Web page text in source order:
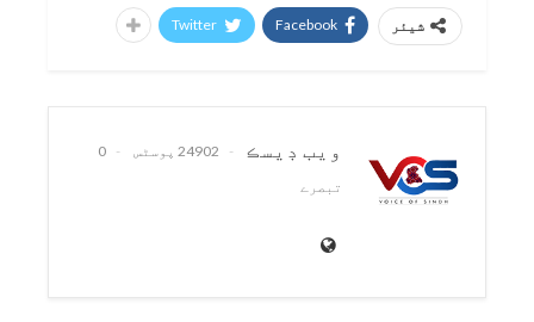
شیئر Facebook
Twitter
ويب ڊيسڪ 24902 پوسٹس
0
تبصرے